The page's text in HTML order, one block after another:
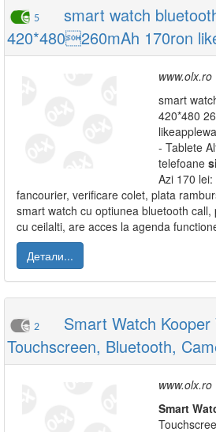
5
smart watch
420*480260mAh 170ron
www.olx.ro
smart
420*480
- Tablete
telefoane si
Azi 170
fancourier, verificare colet, plata
smart watch cu optiunea bluetooth
cu ceilalti, are acces la agenda
Детали...
2
Smart Watch Kooper
Touchscreen, Bluetooth,
www.olx.ro
Smart